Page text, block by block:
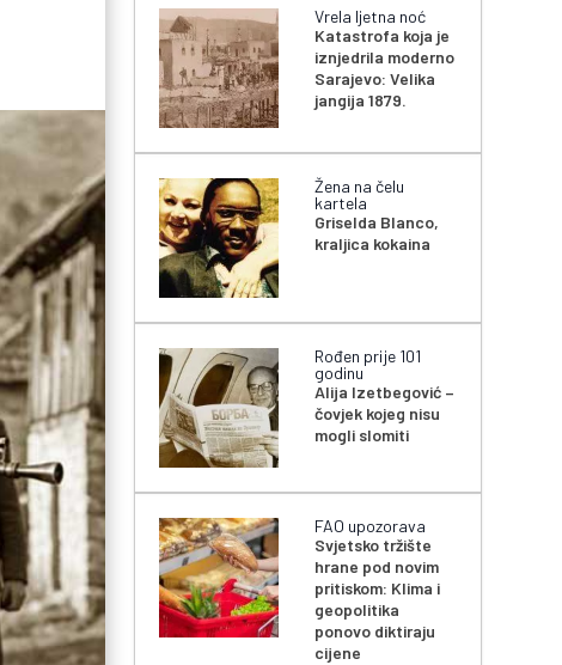
Vrela ljetna noć
Katastrofa koja je
iznjedrila moderno
Sarajevo: Velika
jangija 1879.
Žena na čelu
kartela
Griselda Blanco,
kraljica kokaina
Rođen prije 101
godinu
Alija Izetbegović –
čovjek kojeg nisu
mogli slomiti
FAO upozorava
Svjetsko tržište
hrane pod novim
pritiskom: Klima i
geopolitika
ponovo diktiraju
cijene